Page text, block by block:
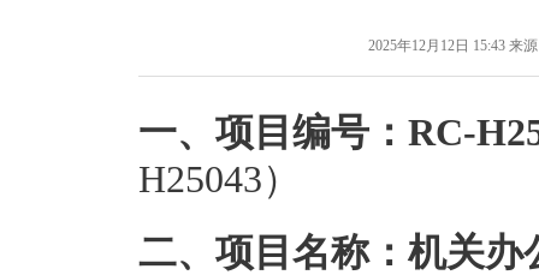
2025年12月12日 15:43 来
一、项目编号：RC-
H25043）
二、项目名称：机关